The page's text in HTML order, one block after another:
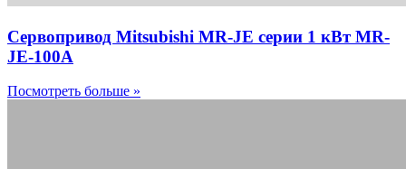
Сервопривод Mitsubishi MR-JE серии 1 кВт MR-
JE-100A
Посмотреть больше »